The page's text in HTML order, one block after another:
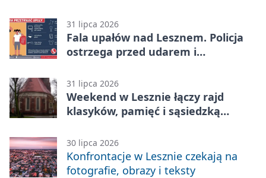
31 lipca 2026
Fala upałów nad Lesznem. Policja
ostrzega przed udarem i
31 lipca 2026
Weekend w Lesznie łączy rajd
klasyków, pamięć i sąsiedzką
30 lipca 2026
Konfrontacje w Lesznie czekają na
fotografie, obrazy i teksty